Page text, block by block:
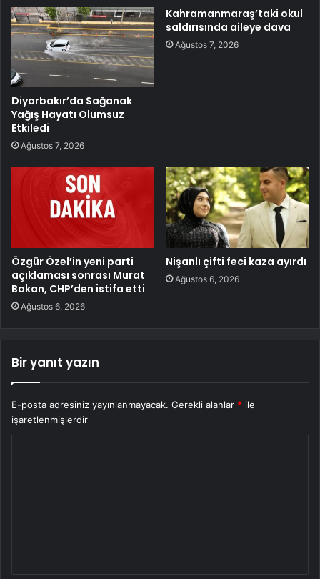
Diyarbakır’da Sağanak
Yağış Hayatı Olumsuz
Etkiledi
Ağustos 7, 2026
Kahramanmaraş’taki okul
saldırısında aileye dava
Ağustos 7, 2026
Özgür Özel’in yeni parti
açıklaması sonrası Murat
Bakan, CHP’den istifa etti
Ağustos 6, 2026
Nişanlı çifti feci kaza ayırdı
Ağustos 6, 2026
Bir yanıt yazın
E-posta adresiniz yayınlanmayacak. Gerekli alanlar * ile
işaretlenmişlerdir